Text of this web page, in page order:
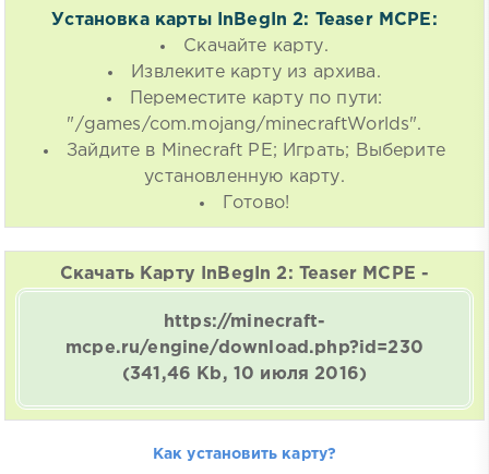
Установка карты InBegIn 2: Teaser MCPE:
Скачайте карту.
Извлеките карту из архива.
Переместите карту по пути:
"/games/com.mojang/minecraftWorlds".
Зайдите в Minecraft PE; Играть; Выберите
установленную карту.
Готово!
Скачать Карту InBegIn 2: Teaser MCPE -
https://minecraft-
mcpe.ru/engine/download.php?id=230
(341,46 Kb, 10 июля 2016)
Как установить карту?